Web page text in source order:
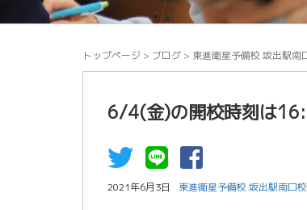
トップページ > ブログ > 東進衛星予備校 坂出駅南
6/4(金)の開校時刻は
2021年6月3日 東進衛星予備校 坂出駅南口校